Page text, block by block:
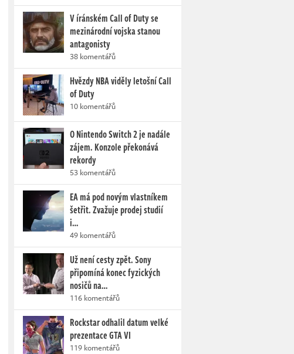
V íránském Call of Duty se
mezinárodní vojska stanou
antagonisty
38 komentářů
Hvězdy NBA viděly letošní Call
of Duty
10 komentářů
O Nintendo Switch 2 je nadále
zájem. Konzole překonává
rekordy
53 komentářů
EA má pod novým vlastníkem
šetřit. Zvažuje prodej studií
i…
49 komentářů
Už není cesty zpět. Sony
připomíná konec fyzických
nosičů na…
116 komentářů
Rockstar odhalil datum velké
prezentace GTA VI
119 komentářů